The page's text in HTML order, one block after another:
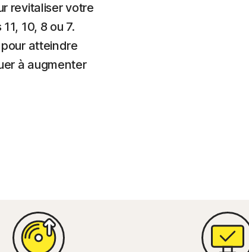
revitaliser votre
10, 8 ou 7.
atteindre
à augmenter